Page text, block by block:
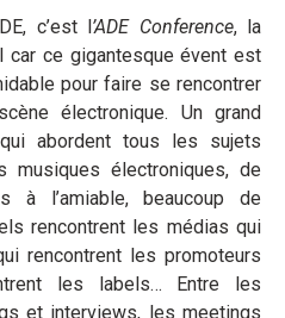
c’est l’ADE Conference, la
ce gigantesque évent est
pour faire se rencontrer
électronique. Un grand
abordent tous les sujets
musiques électroniques, de
à l’amiable, beaucoup de
rencontrent les médias qui
rencontrent les promoteurs
les labels… Entre les
et interviews, les meetings